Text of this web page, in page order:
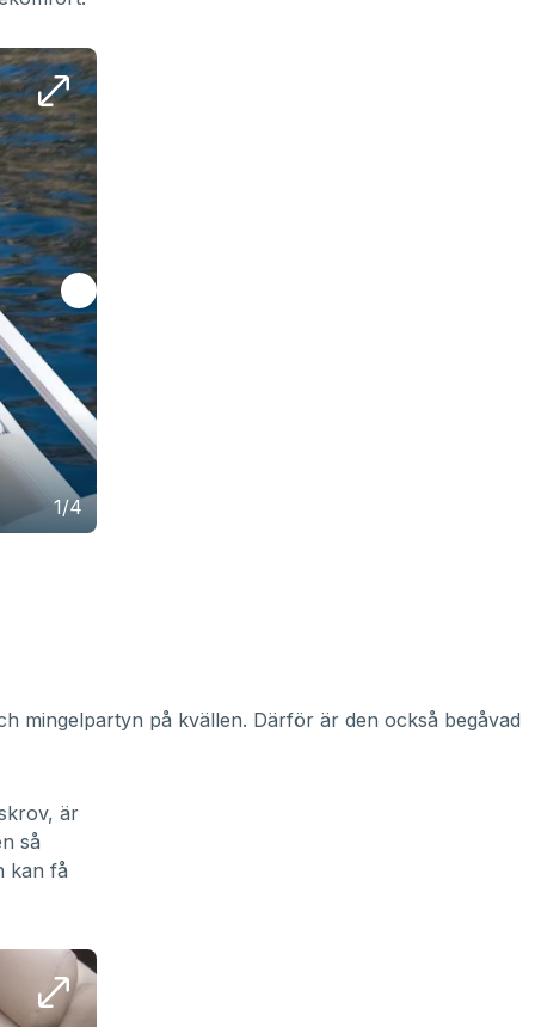
1/4
mingelpartyn på kvällen. Därför är den också begåvad
är
så
kan få